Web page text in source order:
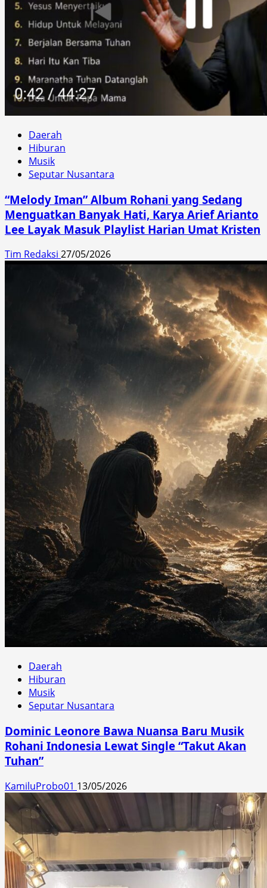
Daerah
Hiburan
Musik
Seputar Nusantara
“Melody Iman” Album Rohani yang Sedang
Menguatkan Banyak Hati, Karya Arief Arianto
Lee Layak Masuk Playlist Harian Umat Kristen
Tim Redaksi 27/05/2026
Daerah
Hiburan
Musik
Seputar Nusantara
Dominic Leonore Bawa Nuansa Baru Musik
Rohani Indonesia Lewat Single “Takut Akan
Tuhan”
KamiluProbo01 13/05/2026